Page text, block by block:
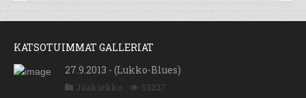
KATSOTUIMMAT GALLERIAT
27.9.2013 - (Lukko-Blues)
Jääkiekko 53227